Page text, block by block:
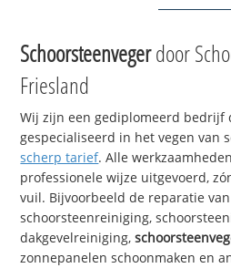
Schoorsteenvegerdoor
Friesland
Wij zijn een gediplomeerd bedrijf
gespecialiseerd in het vegen van
scherp tarief. Alle
professionele wijze uitgevoerd,
vuil. Bijvoorbeeld de reparatie
schoorsteenreiniging,
dakgevelreiniging,
zonnepanelen schoonmaken en